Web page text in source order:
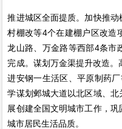
推进城区全面提质。加快推
村棚改等4个在建棚户区改造
龙山路、万金路等西部4条市
完成。谋划万金渠提升改造
进安钢一生活区、平原制药
学谋划邺城大道以北区域、
展创建全国文明城市工作，
城市居民生活品质。